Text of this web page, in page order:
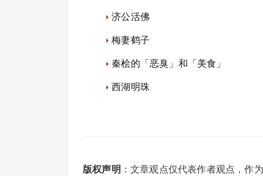
济公活佛
梅妻鹤子
秦桧的「恶臭」和「美食」
西湖明珠
版权声明 ：文章观点仅代表作者观点，作